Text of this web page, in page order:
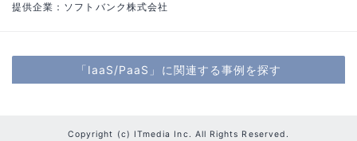
提供企業：ソフトバンク株式会社
「IaaS/PaaS」に関連する事例を探す
Copyright (c) ITmedia Inc. All Rights Reserved.